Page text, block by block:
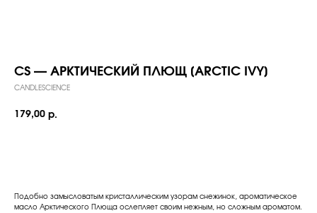
CS — АРКТИЧЕСКИЙ ПЛЮЩ [ARCTIC IVY]
CANDLESCIENCE
179,00 р.
Подобно замысловатым кристаллическим узорам снежинок, ароматическое
масло Арктического Плюща ослепляет своим нежным, но сложным ароматом.